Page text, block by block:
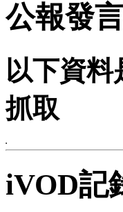
公報發
以下資料
抓取
iVOD記